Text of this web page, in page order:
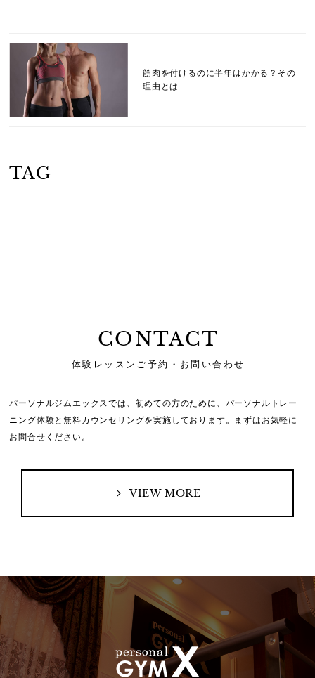
筋肉を付けるのに半年はかかる？その
理由とは
TAG
CONTACT
体験レッスンご予約・お問い合わせ
パーソナルジムエックスでは、初めての方のために、 パーソナルトレー
ニング体験と無料カウンセリングを実施しております。
まずはお気軽に
お問合せください。
VIEW MORE